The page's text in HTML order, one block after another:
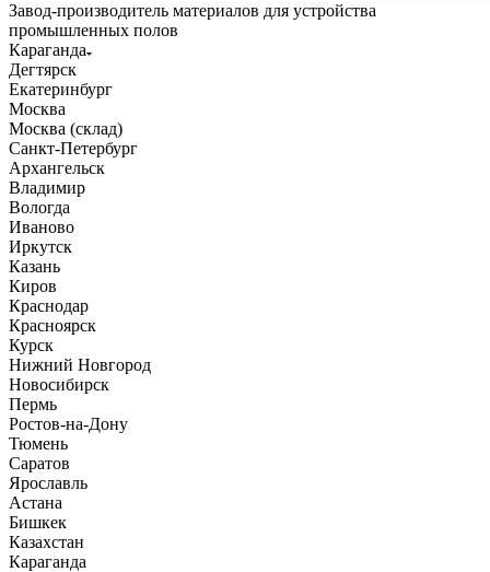
Завод-производитель материалов для устройства
промышленных полов
Караганда
Дегтярск
Екатеринбург
Москва
Москва (склад)
Санкт-Петербург
Архангельск
Владимир
Вологда
Иваново
Иркутск
Казань
Киров
Краснодар
Красноярск
Курск
Нижний Новгород
Новосибирск
Пермь
Ростов-на-Дону
Тюмень
Саратов
Ярославль
Астана
Бишкек
Казахстан
Караганда